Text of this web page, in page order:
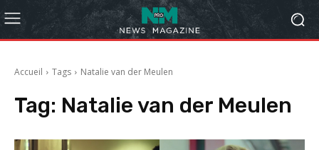
Accueil Tags Natalie van der Meulen
Tag: Natalie van der Meulen